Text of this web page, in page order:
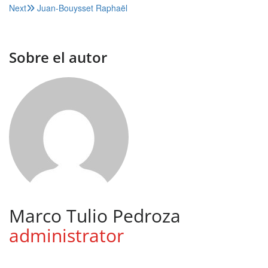
de
Next
Juan-Bouysset Raphaël
Sobre el autor
Marco Tulio Pedroza
administrator